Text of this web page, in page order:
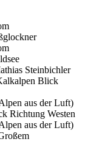
Steinbichler
Blick
aus der Luft)
Richtung Westen
aus der Luft)